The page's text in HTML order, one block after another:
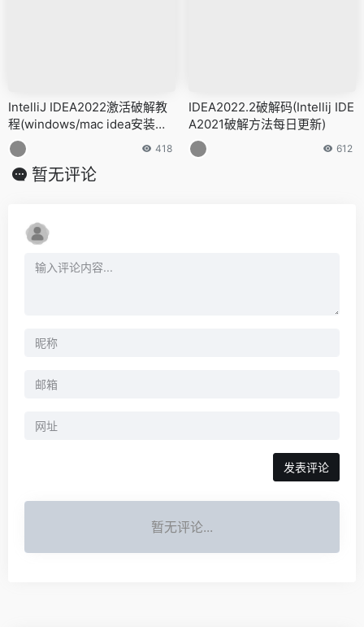
IntelliJ IDEA2022激活破解教
程(windows/mac idea安装及
破解插件激活破解教程)
418
IDEA2022.2破解码(Intellij IDE
A2021破解方法每日更新)
612
暂无评论
暂无评论...